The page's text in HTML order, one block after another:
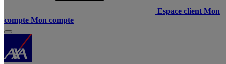
Espace client Mon
compte Mon compte